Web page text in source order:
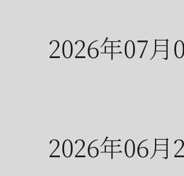
2026年07月
2026年06月